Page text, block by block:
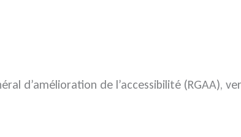
d’amélioration de l’accessibilité (RGAA),